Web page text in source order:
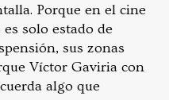
Porque en el cine
solo estado de
sus zonas
Víctor Gaviria con
algo que